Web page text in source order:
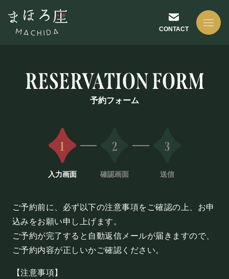
CONTACT
まほろ座について
座長挨拶
施設概要
予約フォーム
1
入力画面
2
確認画面
3
送信
ご予約前に、必ず以下の注意事項をご確認の上、お申
込みをお願い申し上げます。
ご予約が完了すると自動返信メールが届きますので、
ご予約内容が正しいかご確認ください。
【注意事項】